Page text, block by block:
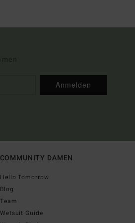
Anmelden
COMMUNITY DAMEN
Hello Tomorrow
Blog
Team
Wetsuit Guide